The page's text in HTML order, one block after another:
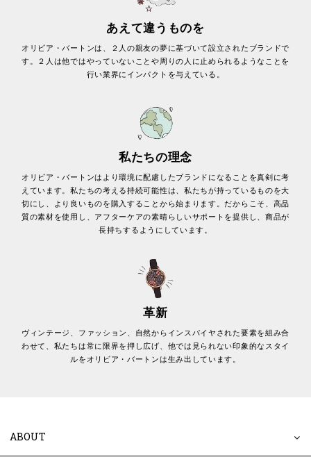
あえて違うものを
オリビア・バートンは、２人の親友の夢に基づいて設立されたブランドで
す。２人は他ではやっていないことや周りの人に止められるようなことを
行い業界にインパクトを与えている。
私たちの理念
オリビア・バートンはより環境に配慮したブランドになることを真剣に考
えています。私たちの考える持続可能性は、私たちが持っているものを大
切にし、より良いものを購入することから始まります。だからこそ、高品
質の素材を使用し、アフターケアの素晴らしいサポートを提供し、商品が
長持ちするようにしています。
革新
ヴィンテージ、ファッション、自然からインスパイヤされた要素を組み合
わせて、私たちは常に限界を押し広げ、他では見られない印象的なスタイ
ルをオリビア・バートンは生み出しています。
ABOUT